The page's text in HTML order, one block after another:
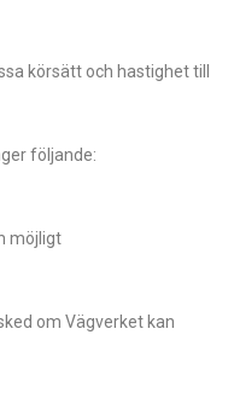
körsätt och hastighet till
följande:
möjligt
om Vägverket kan